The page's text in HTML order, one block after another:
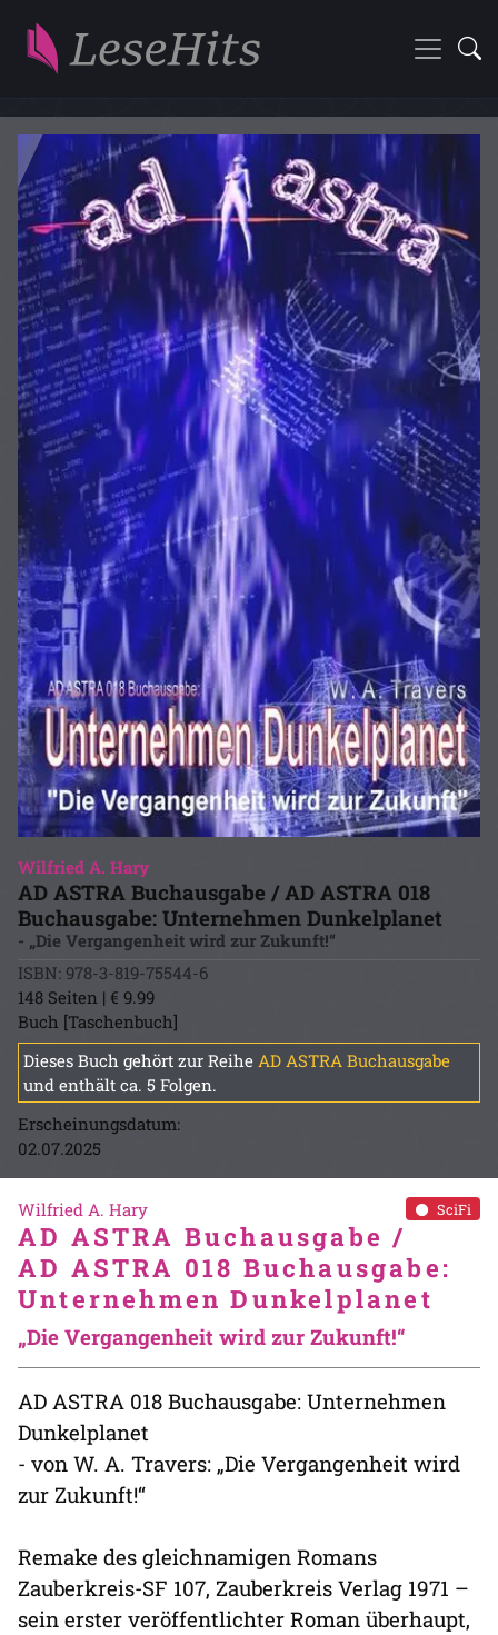
Wilfried A. Hary
AD ASTRA Buchausgabe / AD ASTRA 018
Buchausgabe: Unternehmen Dunkelplanet
- „Die Vergangenheit wird zur Zukunft!“
ISBN: 978-3-819-75544-6
148 Seiten | € 9.99
Buch [Taschenbuch]
Dieses Buch gehört zur Reihe AD ASTRA Buchausgabe
und enthält ca. 5 Folgen.
Erscheinungsdatum:
02.07.2025
SciFi
Wilfried A. Hary
AD ASTRA Buchausgabe /
AD ASTRA 018 Buchausgabe:
Unternehmen Dunkelplanet
„Die Vergangenheit wird zur Zukunft!“
AD ASTRA 018 Buchausgabe: Unternehmen
Dunkelplanet
- von W. A. Travers: „Die Vergangenheit wird
zur Zukunft!“
Remake des gleichnamigen Romans
Zauberkreis-SF 107, Zauberkreis Verlag 1971 –
sein erster veröffentlichter Roman überhaupt,